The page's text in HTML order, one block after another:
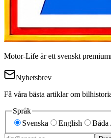
Motor-Life är ett svenskt
Nyhetsbrev
Få våra bästa artiklar om
Språk
Svenska
English Båda